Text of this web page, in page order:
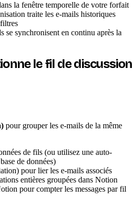
la fenêtre temporelle de votre forfait
traite les e-mails historiques
se synchronisent en continu après la
le fil de discussion
pour grouper les e-mails de la même
de fils (ou utilisez une auto-
de données)
pour lier les e-mails associés
entières groupées dans Notion
pour compter les messages par fil